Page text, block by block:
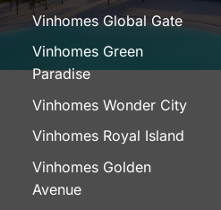
Vinhomes Global Gate
Vinhomes Green
Paradise
Vinhomes Wonder City
Vinhomes Royal Island
Vinhomes Golden
Avenue